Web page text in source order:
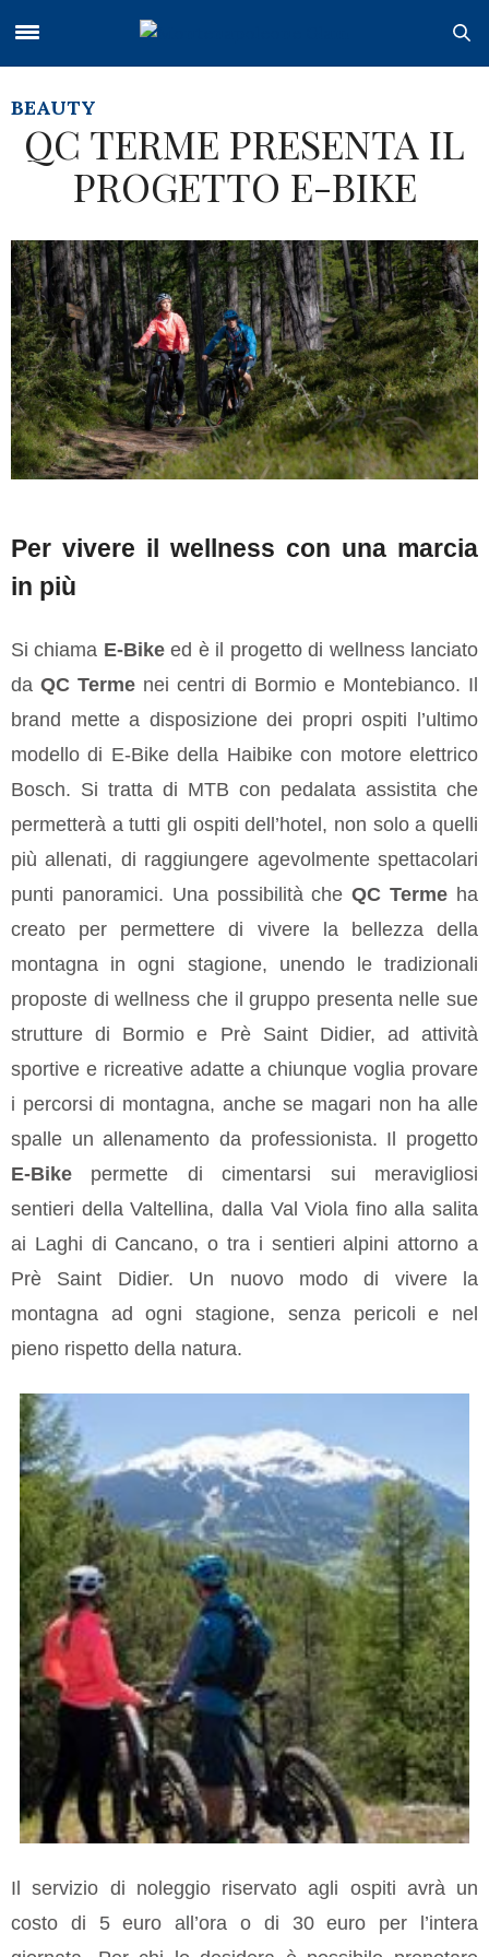
BEAUTY
QC TERME PRESENTA IL
PROGETTO E-BIKE
Per vivere il wellness con una marcia
in più
Si chiama E-Bikeed è il progetto di wellness lanciato
da QC Termenei centri di Bormio e Montebianco. Il
brand mette a disposizione dei propri ospiti l’ultimo
modello di E-Bike della Haibike con motore elettrico
Bosch. Si tratta di MTB con pedalata assistita che
permetterà a tutti gli ospiti dell’hotel, non solo a quelli
più allenati, di raggiungere agevolmente spettacolari
punti panoramici. Una possibilità cheQCTerme ha
creato per permettere di vivere la bellezza della
montagna in ogni stagione, unendo le tradizionali
proposte di wellness che il gruppo presenta nelle sue
strutture di Bormio e Prè Saint Didier, ad attività
sportive e ricreative adatte a chiunque voglia provare
i percorsi di montagna, anche se magari non ha alle
spalle un allenamento da professionista. Il progetto
E-Bike permette di cimentarsi sui meravigliosi
sentieri della Valtellina, dalla Val Viola fino alla salita
ai Laghi di Cancano, o tra i sentieri alpini attorno a
Prè Saint Didier. Un nuovo modo di vivere la
montagna ad ogni stagione, senza pericoli e nel
pieno rispetto della natura.
Il servizio di noleggio riservato agli ospiti avrà un
costo di 5 euro all’ora o di 30 euro per l’intera